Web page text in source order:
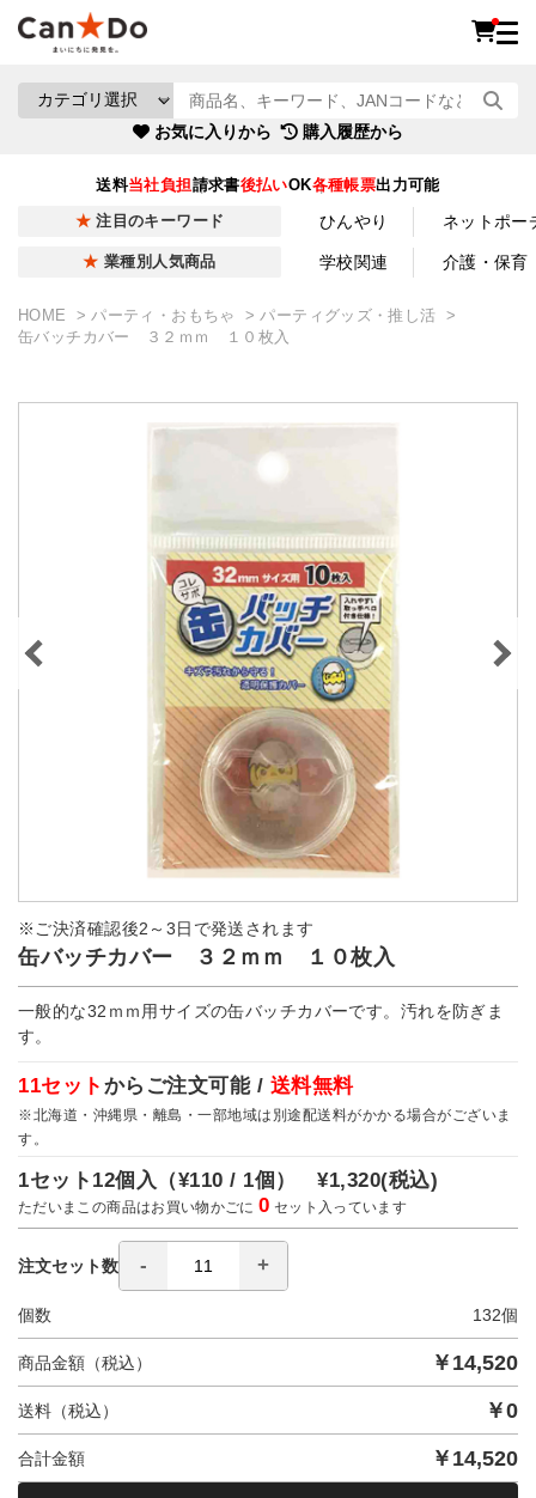
お気に入りから 購入履歴から
送料当社負担請求書後払いOK各種帳票出力可能
注目のキーワード ひんやり ネットポー
業種別人気商品 学校関連 介護・保育
HOME パーティ・おもちゃ
パーティグッズ・推し活
缶バッチカバー ３２ｍｍ １０枚入
※ご決済確認後2～3日で発送されます
缶バッチカバー ３２ｍｍ １０枚入
一般的な32ｍｍ用サイズの缶バッチカバーです。汚れを防ぎま
す。
11セット からご注文可能 / 送料無料
※北海道・沖縄県・離島・一部地域は別途配送料がかかる場合がございま
す。
1セット12個入（¥110 / 1個）¥1,320(税込)
ただいまこの商品はお買い物かごに0 セット入っています
注文セット数
個数 132個
商品金額（税込） ￥ 14,520
送料（税込） ￥0
合計金額 ￥ 14,520